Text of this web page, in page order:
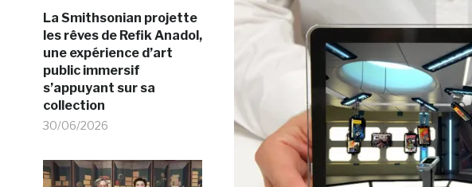
La Smithsonian projette
les rêves de Refik Anadol,
une expérience d’art
public immersif
s’appuyant sur sa
collection
30/06/2026